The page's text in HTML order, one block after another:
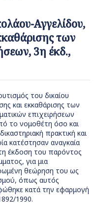
Αγγελίδου,
των
3η έκδ.,
του δικαίου
και εκκαθάρισης των
επιχειρήσεων
το νομοθέτη όσο και
πρακτική και
κατέστησαν αναγκαία
έκδοση του παρόντος
για μια
θεώρηση του ως
όπως αυτός
κατά την εφαρμογή
1990.